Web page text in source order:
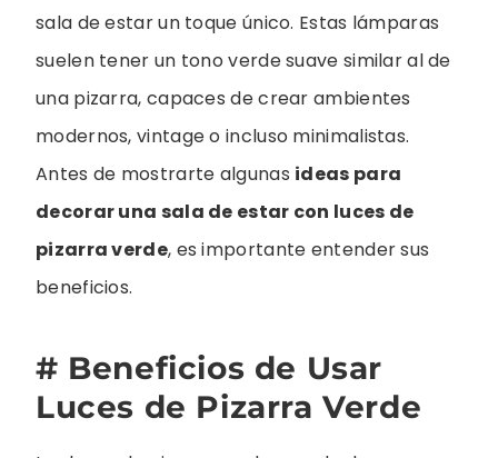
sala de estar un toque único. Estas lámparas
suelen tener un tono verde suave similar al de
una pizarra, capaces de crear ambientes
modernos, vintage o incluso minimalistas.
Antes de mostrarte algunas ideas para
decorar una sala de estar con luces de
pizarra verde, es importante entender sus
beneficios.
# Beneficios de Usar
Luces de Pizarra Verde